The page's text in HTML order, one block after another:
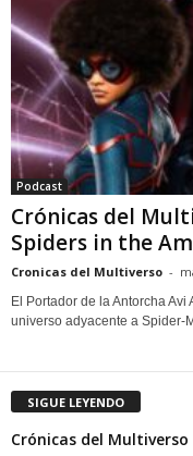
Podcast
Crónicas del
Spiders in the
Cronicas del Multiverso -
El Portador de la Antorcha
universo adyacente a Spider-
SIGUE LEYENDO
Crónicas del